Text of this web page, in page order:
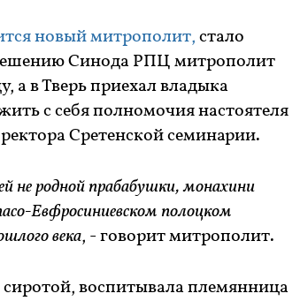
новый митрополит,стало
Синода РПЦ митрополит
а в Тверь приехал владыка
с себя полномочия настоятеля
Сретенской семинарии.
не родной прабабушки, монахини
Евфросиниевском полоцком
века, - говорит митрополит.
воспитывала племянница